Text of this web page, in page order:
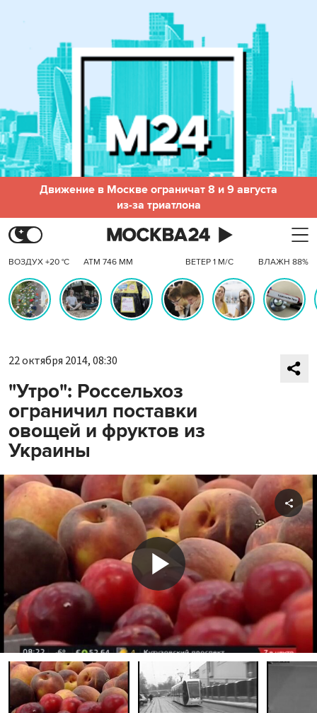
Движение в Москве ограничат 8 и 9 августа
из-за триатлона
ВОЗДУХ +20 °C АТМ 746 ММ ВЕТЕР 1 М/С ВЛАЖН 88%
22 октября 2014, 08:30
"Утро": Россельхоз
ограничил поставки
овощей и фруктов из
Украины
Play
Video